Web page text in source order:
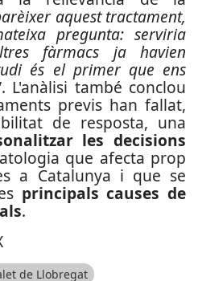
aquest tractament,
pregunta: serviria
fàrmacs ja havien
és el primer que ens
. L'anàlisi també conclou
previs han fallat,
de resposta, una
les decisions
que afecta prop
a Catalunya i que se
principals causes de
.
de Llobregat